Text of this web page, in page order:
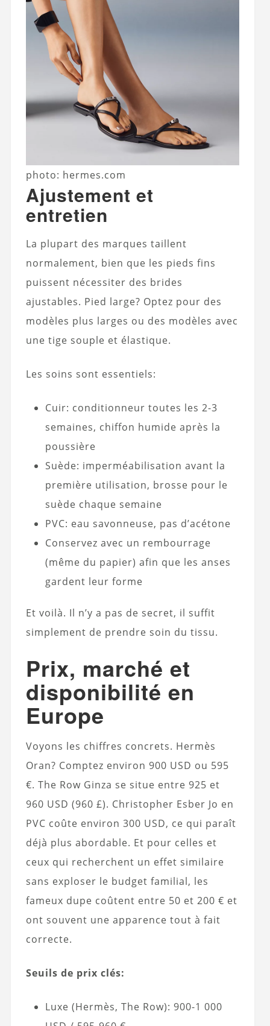
photo: hermes.com
Ajustement et
entretien
La plupart des marques taillent
normalement, bien que les pieds fins
puissent nécessiter des brides
ajustables. Pied large? Optez pour des
modèles plus larges ou des modèles avec
une tige souple et élastique.
Les soins sont essentiels:
Cuir: conditionneur toutes les 2-3
semaines, chiffon humide après la
poussière
Suède: imperméabilisation avant la
première utilisation, brosse pour le
suède chaque semaine
PVC: eau savonneuse, pas d’acétone
Conservez avec un rembourrage
(même du papier) afin que les anses
gardent leur forme
Et voilà. Il n’y a pas de secret, il suffit
simplement de prendre soin du tissu.
Prix, marché et
disponibilité en
Europe
Voyons les chiffres concrets. Hermès
Oran? Comptez environ 900 USD ou 595
€. The Row Ginza se situe entre 925 et
960 USD (960 £). Christopher Esber Jo en
PVC coûte environ 300 USD, ce qui paraît
déjà plus abordable. Et pour celles et
ceux qui recherchent un effet similaire
sans exploser le budget familial, les
fameux dupe coûtent entre 50 et 200 € et
ont souvent une apparence tout à fait
correcte.
Seuils de prix clés:
Luxe (Hermès, The Row): 900-1 000